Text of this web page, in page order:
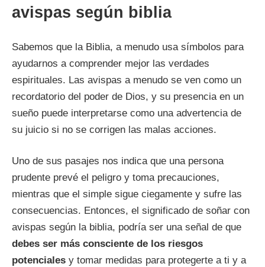
avispas según biblia
Sabemos que la Biblia, a menudo usa símbolos para
ayudarnos a comprender mejor las verdades
espirituales. Las avispas a menudo se ven como un
recordatorio del poder de Dios, y su presencia en un
sueño puede interpretarse como una advertencia de
su juicio si no se corrigen las malas acciones.
Uno de sus pasajes nos indica que una persona
prudente prevé el peligro y toma precauciones,
mientras que el simple sigue ciegamente y sufre las
consecuencias. Entonces, el significado de soñar con
avispas según la biblia, podría ser una señal de que
debes ser más consciente de los riesgos
potenciales y tomar medidas para protegerte a ti y a